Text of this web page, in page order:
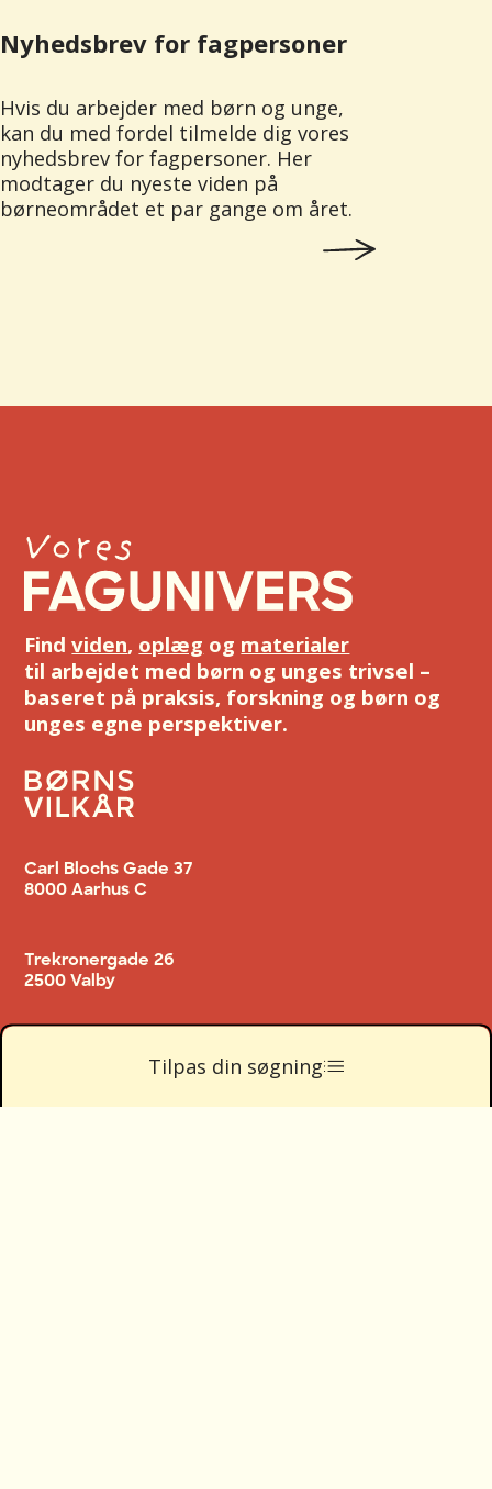
Tilpas din søgning
Nyhedsbrev for fagpersoner
Hvis du arbejder med børn og unge,
kan du med fordel tilmelde dig vores
nyhedsbrev for fagpersoner. Her
modtager du nyeste viden på
børneområdet et par gange om året.
Findviden, oplæg og materialer
til arbejdet med børn og unges trivsel –
baseret på praksis, forskning og børn og
unges egne perspektiver.
Carl Blochs Gade 37
8000 Aarhus C
Trekronergade 26
2500 Valby